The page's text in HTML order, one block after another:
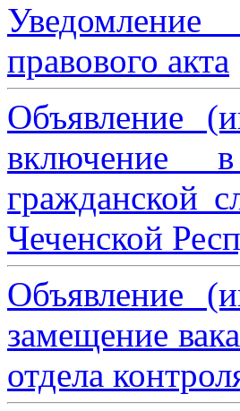
правового акта
Объявление
включение
гражданской
Чеченской
Объявление
замещение
отдела